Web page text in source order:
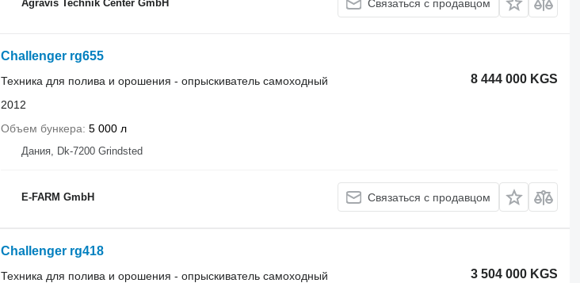
Agravis Technik Center GmbH Связаться с продавцом
Challenger rg655
8 444 000 KGS
Техника для полива и орошения - опрыскиватель самоходный
2012
Объем бункера 5 000 л
Дания, Dk-7200 Grindsted
E-FARM GmbH Связаться с продавцом
Challenger rg418
3 504 000 KGS
Техника для полива и орошения - опрыскиватель самоходный